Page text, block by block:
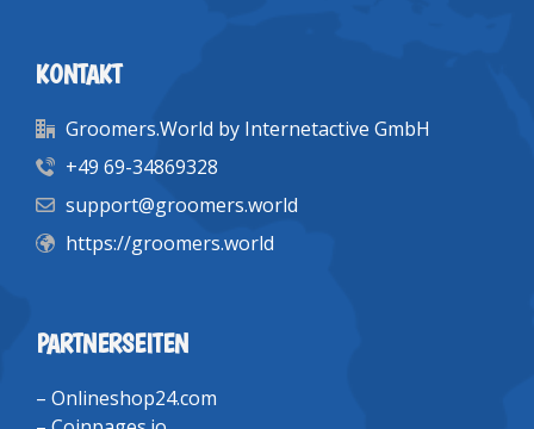
KONTAKT
Groomers.World by Internetactive GmbH
+49 69-34869328
support@groomers.world
https://groomers.world
PARTNERSEITEN
– Onlineshop24.com